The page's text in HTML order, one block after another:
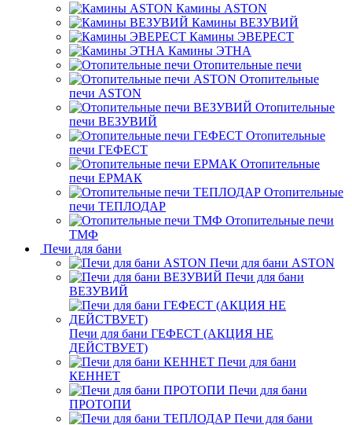
Камины ASTON
Камины ВЕЗУВИЙ
Камины ЭВЕРЕСТ
Камины ЭТНА
Отопительные печи
Отопительные
печи ASTON
Отопительные
печи ВЕЗУВИЙ
Отопительные
печи ГЕФЕСТ
Отопительные
печи ЕРМАК
Отопительные
печи ТЕПЛОДАР
Отопительные печи
ТМФ
Печи для бани
Печи для бани ASTON
Печи для бани
ВЕЗУВИЙ
Печи для бани ГЕФЕСТ (АКЦИЯ НЕ
ДЕЙСТВУЕТ)
Печи для бани
КЕННЕТ
Печи для бани
ПРОТОПИ
Печи для бани